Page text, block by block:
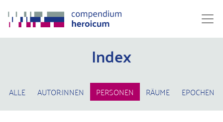
Index
ALLE AUTOR:INNEN PERSONEN RÄUME EPOCHEN